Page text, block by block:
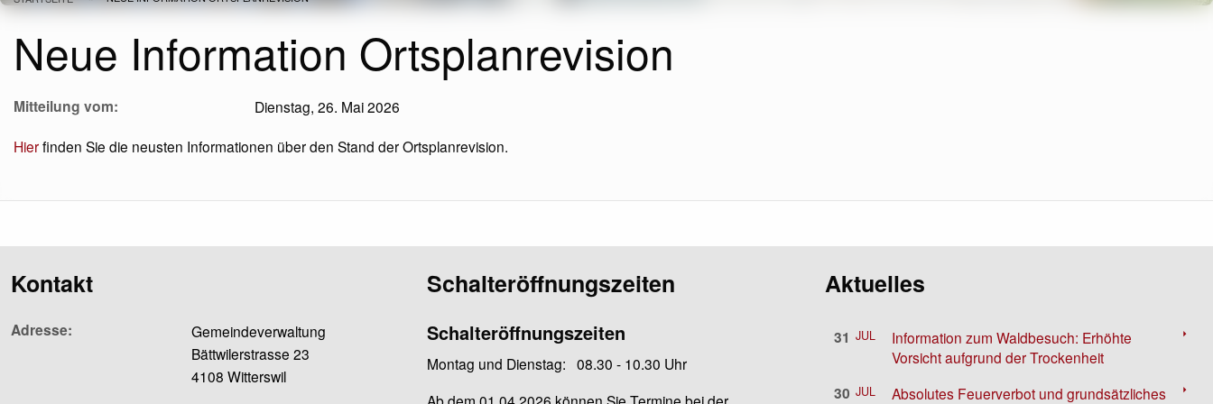
Pfadnavigation
Neue Information Ortsplanrevision
Mitteilung vom
Dienstag, 26. Mai 2026
Hierfinden Sie die neusten Informationen über den Stand der Ortsplanrevision.
Kontakt
Adresse
Gemeindeverwaltung
Bättwilerstrasse 23
4108 Witterswil
Schalteröffnungszeiten
Schalteröffnungszeiten
Montag und Dienstag: 08.30 - 10.30 Uhr
Aktuelles
31 JUL
Information zum Waldbesuch: Erhöhte
Vorsicht aufgrund der Trockenheit
arrow_right
30 JUL
Absolutes Feuerverbot und grundsätzliches
arrow_right